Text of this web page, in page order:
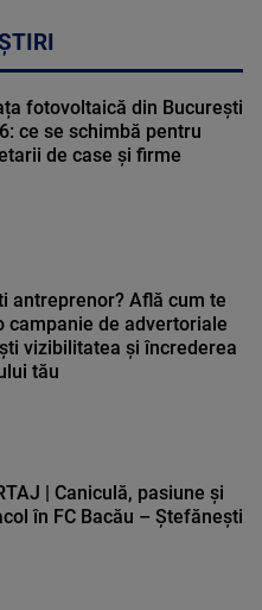
fotovoltaică din București
ce se schimbă pentru
de case și firme
antreprenor? Află cum te
campanie de advertoriale
vizibilitatea și încrederea
tău
| Caniculă, pasiune și
în FC Bacău – Ștefănești